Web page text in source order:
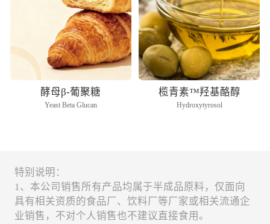
酵母β-葡聚糖
Yeast Beta Glucan
榄青素™羟基酪醇
Hydroxytyrosol
特别说明：
1、本公司销售所有产品均属于半成品原料，仅面向
具有相关资质的食品厂、饮料厂等厂家或相关流通企
业销售，不对个人销售也不建议直接食用。